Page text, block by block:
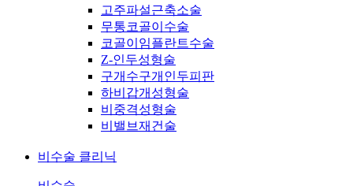
고주파설근축소술
무통코골이수술
코골이임플란트수술
Z-인두성형술
구개수구개인두피판
하비갑개성형술
비중격성형술
비밸브재건술
비수술 클리닉